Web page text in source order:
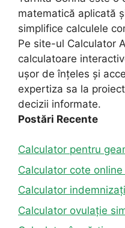
matematică aplicată
simplifice calculele
Pe site-ul Calculator
calculatoare
ușor de înțeles și
expertiza sa la
decizii informate.
Postări Recente
Calculator pentru
Calculator cote online
Calculator
Calculator ovulație